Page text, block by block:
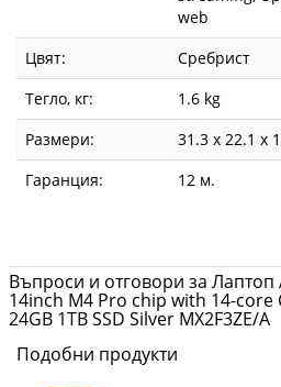
web
Цвят:
Сребрист
Тегло, кг:
1.6 kg
Размери:
31.3 x 22.1 x
Гаранция:
12 м.
Въпроси и отговори за Лаптоп
14inch M4 Pro chip with 14-core
24GB 1TB SSD Silver MX2F3ZE/A
Подобни продукти